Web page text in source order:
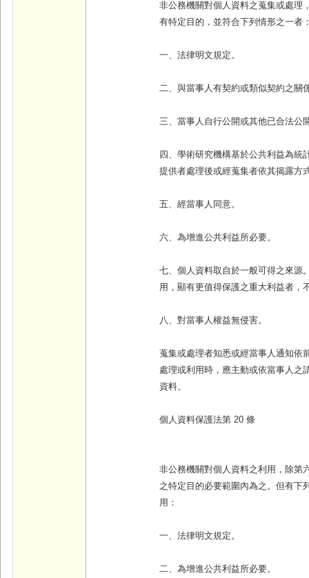
非公務機關對個人資料之蒐集或處理
有特定目的，並符合下列情形之一者
一、法律明文規定。
二、與當事人有契約或類似契約之關
三、當事人自行公開或其他已合法公
四、學術研究機構基於公共利益為統
提供者處理後或經蒐集者依其揭露方
五、經當事人同意。
六、為增進公共利益所必要。
七、個人資料取自於一般可得之來源
用，顯有更值得保護之重大利益者，
八、對當事人權益無侵害。
蒐集或處理者知悉或經當事人通知依
處理或利用時，應主動或依當事人之
資料。
個人資料保護法第 20 條
非公務機關對個人資料之利用，除第
之特定目的必要範圍內為之。但有下
用：
一、法律明文規定。
二、為增進公共利益所必要。